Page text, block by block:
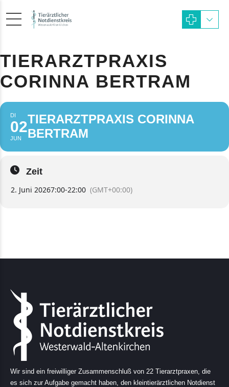
TIERARZTPRAXIS
CORINNA BERTRAM
DI
02
JUN
TIERARZTPRAXIS CORINNA
BERTRAM
Zeit
2. Juni 20267:00-22:00 (GMT+00:00)
Wir sind ein freiwilliger Zusammenschluß von 22 Tierarztpraxen, die
es sich zur Aufgabe gemacht haben, den kleintierärztlichen Notdienst